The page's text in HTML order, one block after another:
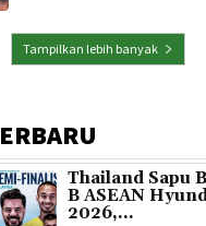
Tampilkan lebih banyak
Thailand Sapu
B ASEAN
2026,...